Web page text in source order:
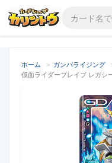
ホーム > ガンバライジング
仮面ライダーブレイブ レガシ